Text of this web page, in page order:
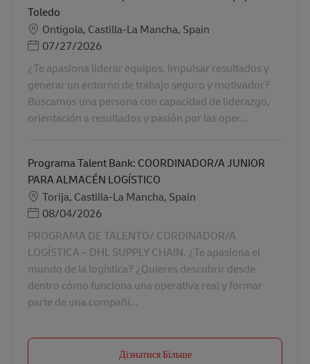
Toledo
Місцезнаходження
Ontígola, Castilla-La Mancha, Spain
Posted Date
07/27/2026
¿Te apasiona liderar equipos, impulsar resultados y
generar un entorno de trabajo seguro y motivador?
Buscamos una persona con capacidad de liderazgo,
orientación a resultados y pasión por las oper...
Programa Talent Bank: COORDINADOR/A JUNIOR
PARA ALMACÉN LOGÍSTICO
Місцезнаходження
Torija, Castilla-La Mancha, Spain
Posted Date
08/04/2026
PROGRAMA DE TALENTO/ CORDINADOR/A
LOGÍSTICA – DHL SUPPLY CHAIN. ¿Te apasiona el
mundo de la logística? ¿Quieres descubrir desde
dentro cómo funciona una operativa real y formar
parte de una compañí...
Дізнатися Більше